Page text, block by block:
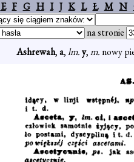
E F G H I J K L Ł M N
na stronie
Ashrewah,a,lm.y,m.nowy